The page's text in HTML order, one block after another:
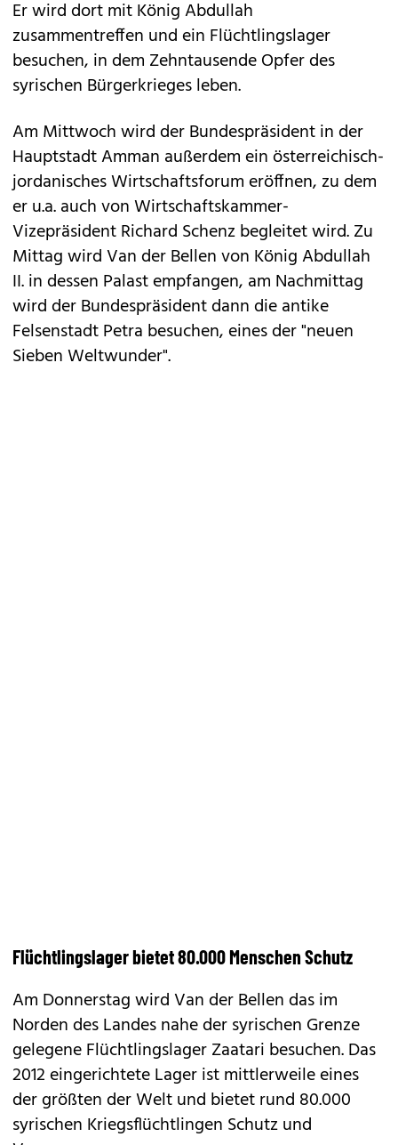
Er wird dort mit König Abdullah
zusammentreffen und ein Flüchtlingslager
besuchen, in dem Zehntausende Opfer des
syrischen Bürgerkrieges leben.
Am Mittwoch wird der Bundespräsident in der
Hauptstadt Amman außerdem ein österreichisch-
jordanisches Wirtschaftsforum eröffnen, zu dem
er u.a. auch von Wirtschaftskammer-
Vizepräsident Richard Schenz begleitet wird. Zu
Mittag wird Van der Bellen von König Abdullah
II. in dessen Palast empfangen, am Nachmittag
wird der Bundespräsident dann die antike
Felsenstadt Petra besuchen, eines der "neuen
Sieben Weltwunder".
Flüchtlingslager bietet 80.000 Menschen Schutz
Am Donnerstag wird Van der Bellen das im
Norden des Landes nahe der syrischen Grenze
gelegene Flüchtlingslager Zaatari besuchen. Das
2012 eingerichtete Lager ist mittlerweile eines
der größten der Welt und bietet rund 80.000
syrischen Kriegsflüchtlingen Schutz und